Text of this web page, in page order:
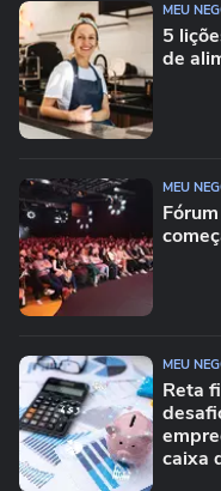
MEU
5
de
MEU
MEU
Reta
caixa